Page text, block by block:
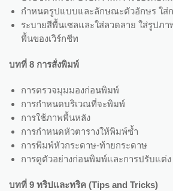
กำหนดรูปแบบและลักษณะตัวอักษร ใส่ก
ระบายสีพื้นเซลและใส่ลวดลาย ใส่รูปภา
พื้นของเวิร์กชีท
บทที่ 8 การสั่งพิมพ์
การตรวจมุมมองก่อนพิมพ์
การกำหนดบริเวณที่จะพิมพ์
การใช้ภาพพื้นหลัง
การกำหนดหัวตารางให้พิมพ์ซ้ำ
การพิมพ์หัวกระดาษ-ท้ายกระดาษ
การดูตัวอย่างก่อนพิมพ์และการปรับแต่ง
บทที่ 9 ทริปและทริค (Tips and Tricks)